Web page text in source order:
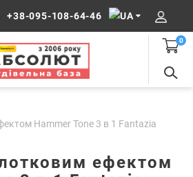
+38-095-108-64-46
0
Hammer Tone 3 в 1 Fantazia
ефектом